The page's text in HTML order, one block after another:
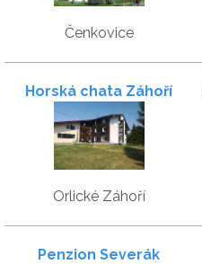
Čenkovice
Horská chata Záhoří
Orlické Záhoří
Penzion Severák